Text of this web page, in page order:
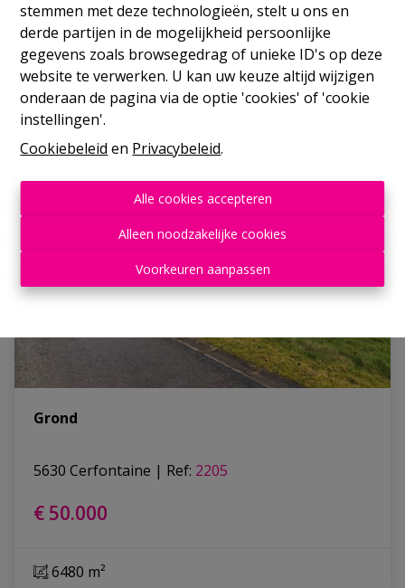
stemmen met deze technologieën, stelt u ons en
derde partijen in de mogelijkheid persoonlijke
gegevens zoals browsegedrag of unieke ID's op deze
website te verwerken. U kan uw keuze altijd wijzigen
onderaan de pagina via de optie 'cookies' of 'cookie
instellingen'.
Cookiebeleid en Privacybeleid.
Alle cookies accepteren
Alleen noodzakelijke cookies
Voorkeuren aanpassen
Vanaf € 45.000
465 m²
Grond
5630 Cerfontaine | Ref: 2205
€ 50.000
6480 m²